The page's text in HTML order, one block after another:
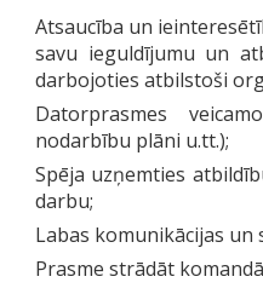
Atsaucība un
savu ieguldījumu un
darbojoties atbilstoši
Datorprasmes
nodarbību plāni u.tt.);
Spēja uzņemties
darbu;
Labas komunikācijas un
Prasme strādāt